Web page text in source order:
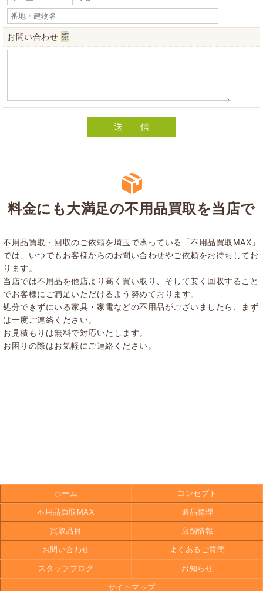
お問い合わせ
料金にも大満足の不用品買取を当店で
不用品買取・回収のご依頼を埼玉で承っている「不用品買取MAX」
では、いつでもお客様からのお問い合わせやご依頼をお待ちしてお
ります。
当店では不用品を他店より高く買い取り、そして安く回収すること
でお客様にご満足いただけるよう努めております。
処分できずにいる家具・家電などの不用品がございましたら、まず
は一度ご連絡ください。
お見積もりは無料で対応いたします。
お困りの際はお気軽にご連絡ください。
ホーム コンセプト
不用品買取MAX 遺品整理
買取品目 店舗情報
お問い合わせ よくあるご質問
スタッフブログ お知らせ
サイトマップ